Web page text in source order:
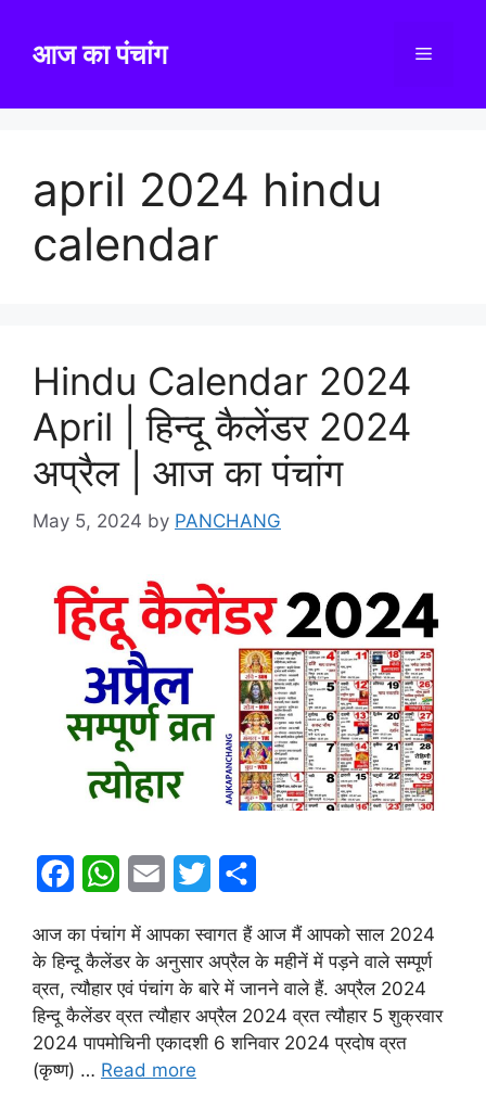
contentआज का पंचांग Menu
april 2024 hindu
calendar
Hindu Calendar 2024
April | हिन्दू कैलेंडर 2024
अप्रैल | आज का पंचांग
May 5, 2024 by PANCHANG
c
e
b
W
a
t
s
a
i
l
i
t
t
e
a
r
e
आज का पंचांग में आपका स्वागत हैं आज मैं आपको साल 2024
के हिन्दू कैलेंडर के अनुसार अप्रैल के महीनें में पड़ने वाले सम्पूर्ण
व्रत, त्यौहार एवं पंचांग के बारे में जानने वाले हैं. अप्रैल 2024
हिन्दू कैलेंडर व्रत त्यौहार अप्रैल 2024 व्रत त्यौहार 5 शुक्रवार
2024 पापमोचिनी एकादशी 6 शनिवार 2024 प्रदोष व्रत
(कृष्ण) … Read more